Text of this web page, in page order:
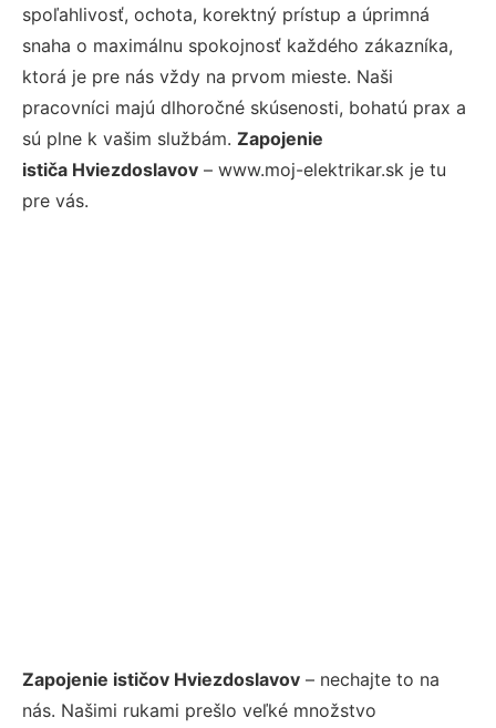
spoľahlivosť, ochota, korektný prístup a úprimná
snaha o maximálnu spokojnosť každého zákazníka,
ktorá je pre nás vždy na prvom mieste. Naši
pracovníci majú dlhoročné skúsenosti, bohatú prax a
sú plne k vašim službám. Zapojenie
ističa Hviezdoslavov – www.moj-elektrikar.sk je tu
pre vás.
Zapojenie ističov Hviezdoslavov – nechajte to na
nás. Našimi rukami prešlo veľké množstvo